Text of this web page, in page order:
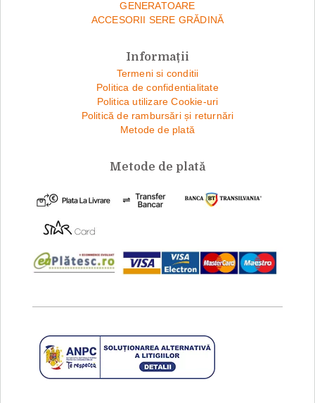
GENERATOARE
ACCESORII SERE GRĂDINĂ
Informații
Termeni si conditii
Politica de confidentialitate
Politica utilizare Cookie-uri
Politică de rambursări și returnări
Metode de plată
Metode de plată